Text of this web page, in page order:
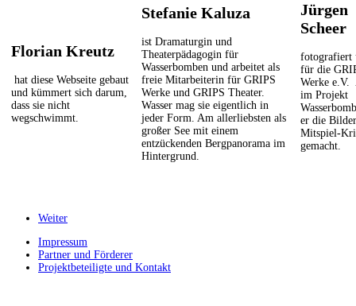
Florian Kreutz
hat diese Webseite gebaut
und kümmert sich darum,
dass sie nicht
wegschwimmt.
Stefanie Kaluza
ist Dramaturgin und
Theaterpädagogin für
Wasserbomben und arbeitet als
freie Mitarbeiterin für GRIPS
Werke und GRIPS Theater.
Wasser mag sie eigentlich in
jeder Form. Am allerliebsten als
großer See mit einem
entzückenden Bergpanorama im
Hintergrund.
Jürgen
Scheer
fotografiert
für die
Werke e.V.
im Projekt
er die
Mitspiel-
gemacht.
Weiter
Impressum
Partner und Förderer
Projektbeteiligte und Kontakt